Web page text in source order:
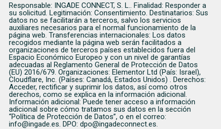
Responsable: INGADE CONNECT, S. L.. Finalidad: Responder a
su solicitud. Legitimación: Consentimiento. Destinatarios: Sus
datos no se facilitarán a terceros, salvo los servicios
auxiliares necesarios para el normal funcionamiento de la
página web. Transferencias internacionales: Los datos
recogidos mediante la página web serán facilitados a
organizaciones de terceros países establecidos fuera del
Espacio Económico Europeo y con un nivel de garantías
adecuadas al Reglamento General de Protección de Datos
(EU) 2016/679. Organizaciones: Elementor Ltd (País: Israel),
Cloudflare, Inc. (Países: Canadá, Estados Unidos) . Derechos:
Acceder, rectificar y suprimir los datos, así como otros
derechos, como se explica en la información adicional.
Información adicional: Puede tener acceso a información
adicional sobre cómo tratamos sus datos en la sección
“Política de Protección de Datos”, o en el correo:
info@ingade.es. DPO: dpo@ingadeconnect.es.